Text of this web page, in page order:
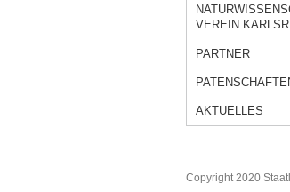
VEREIN
PARTNER
AKTUELLES
Copyright 2020